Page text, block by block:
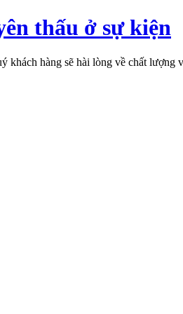
thấu ở sự kiện
hàng sẽ hài lòng về chất